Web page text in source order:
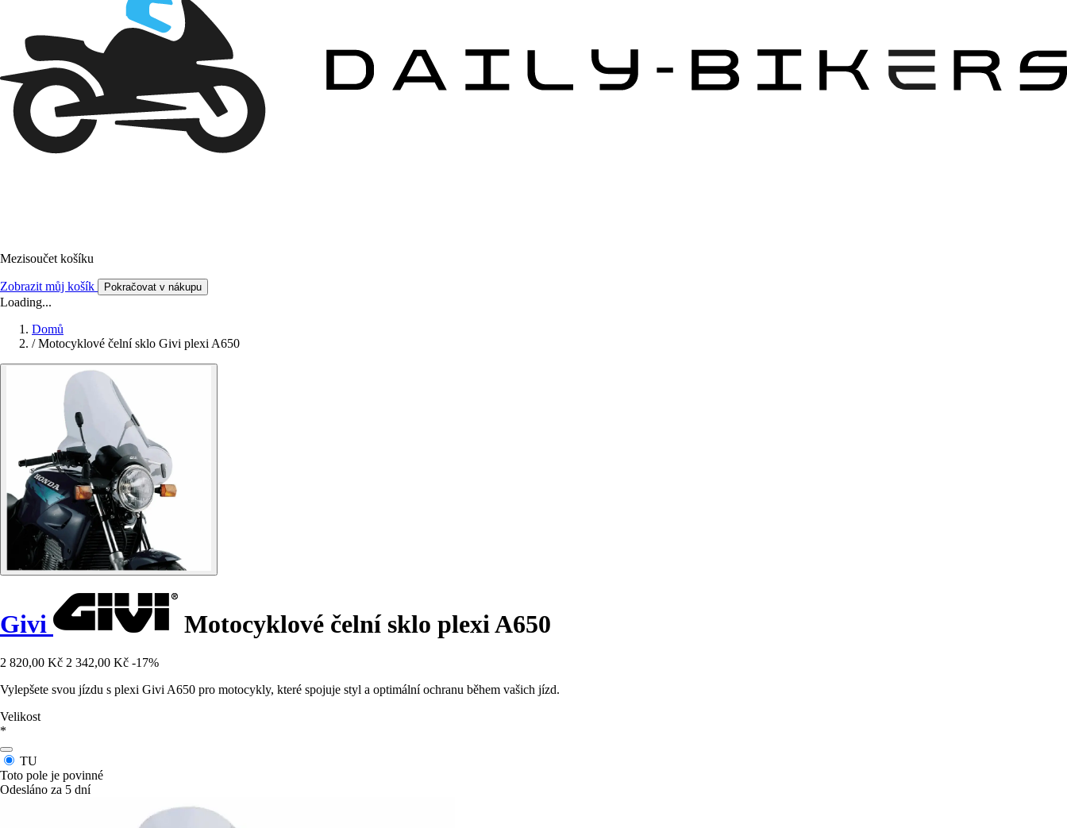
Mezisoučet košíku
Zobrazit můj košík Pokračovat v nákupu
Loading...
Domů
/ Motocyklové čelní sklo Givi plexi A650
Givi Motocyklové čelní sklo plexi A650
2 820,00 Kč 2 342,00 Kč -17%
Vylepšete svou jízdu s plexi Givi A650 pro motocykly, které spojuje styl a optimální ochranu během vašich jízd.
Velikost
*
TU
Toto pole je povinné
Odesláno za 5 dní